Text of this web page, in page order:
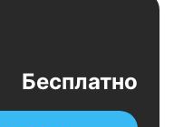
Бесплатно